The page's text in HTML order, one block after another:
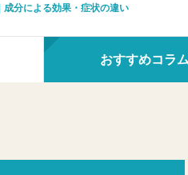
分による効果・症状の違い
おすすめコラ